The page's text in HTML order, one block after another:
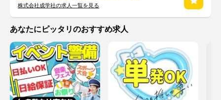
株式会社成学社の求人一覧を見る
あなたにピッタリのおすすめ求人